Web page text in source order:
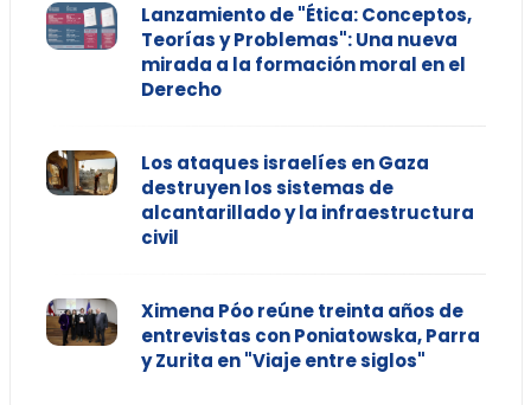
Lanzamiento de "Ética: Conceptos,
Teorías y Problemas": Una nueva
mirada a la formación moral en el
Derecho
Los ataques israelíes en Gaza
destruyen los sistemas de
alcantarillado y la infraestructura
civil
Ximena Póo reúne treinta años de
entrevistas con Poniatowska, Parra
y Zurita en "Viaje entre siglos"